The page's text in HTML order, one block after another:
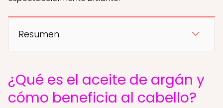
Resumen
¿Qué es el aceite de argán y
cómo beneficia al cabello?